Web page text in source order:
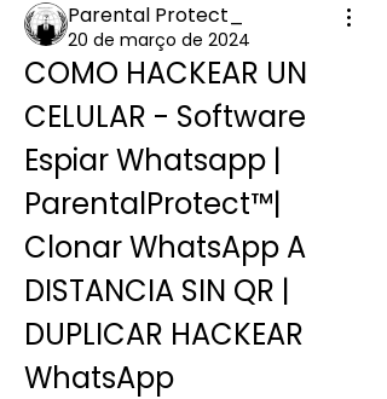
Parental Protect_
20 de março de 2024
COMO HACKEAR UN
CELULAR - Software
Espiar Whatsapp |
ParentalProtect™️|
Clonar WhatsApp A
DISTANCIA SIN QR |
DUPLICAR HACKEAR
WhatsApp